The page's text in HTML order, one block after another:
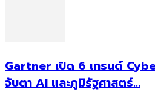
Gartner เปิด 6 เทรนด์
จับตา AI และภูมิรัฐศาสตร์...